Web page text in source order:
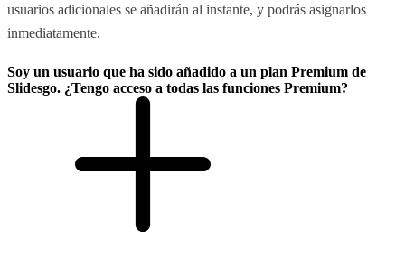
usuarios adicionales se añadirán al instante, y podrás asignarlos
inmediatamente.
Soy un usuario que ha sido añadido a un plan Premium de
Slidesgo. ¿Tengo acceso a todas las funciones Premium?